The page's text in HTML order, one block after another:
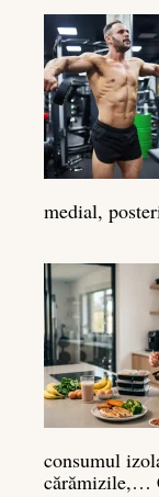
culturism:
Inamicul
tăcut
al
masei
musculare
medial,
consumul
cărămizile,…